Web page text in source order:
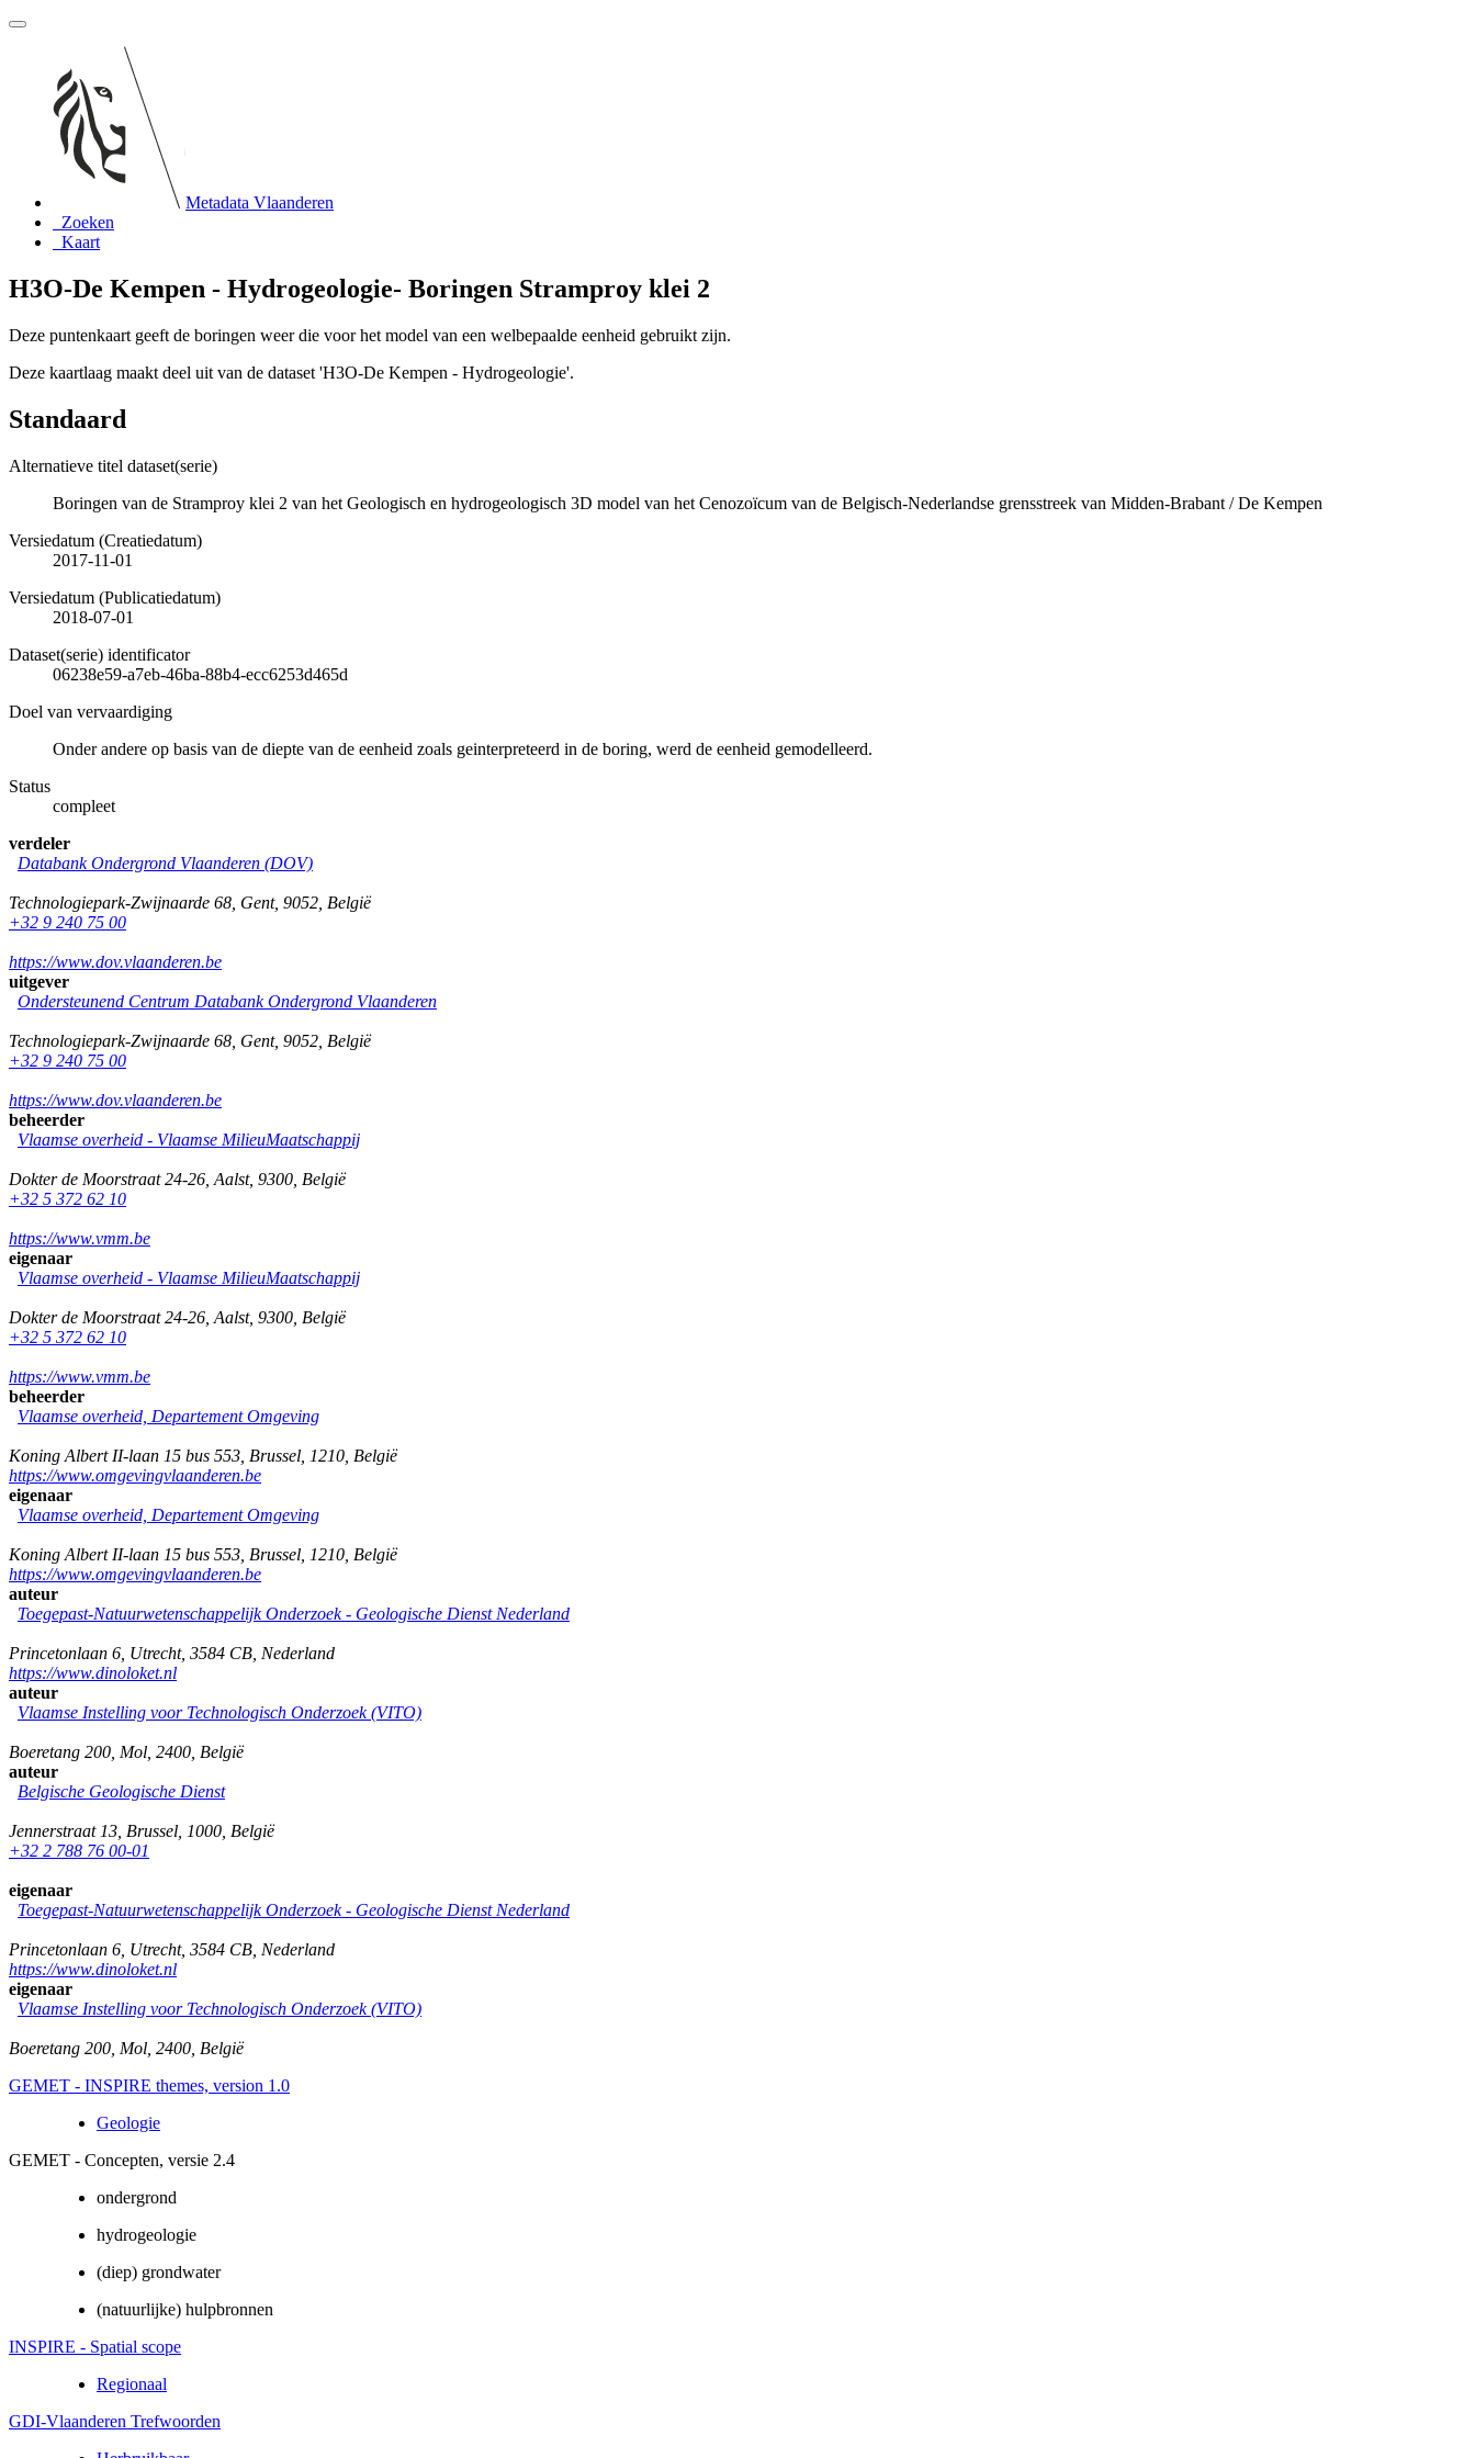
Metadata Vlaanderen
Zoeken
Kaart
H3O-De Kempen - Hydrogeologie- Boringen Stramproy klei 2
Deze puntenkaart geeft de boringen weer die voor het model van een welbepaalde eenheid gebruikt zijn.
Deze kaartlaag maakt deel uit van de dataset 'H3O-De Kempen - Hydrogeologie'.
Standaard
Alternatieve titel dataset(serie)
Boringen van de Stramproy klei 2 van het Geologisch en hydrogeologisch 3D model van het Cenozoïcum van de Belgisch-Nederlandse grensstreek van Midden-Brabant / De Kempen
Versiedatum (Creatiedatum)
2017-11-01
Versiedatum (Publicatiedatum)
2018-07-01
Dataset(serie) identificator
06238e59-a7eb-46ba-88b4-ecc6253d465d
Doel van vervaardiging
Onder andere op basis van de diepte van de eenheid zoals geinterpreteerd in de boring, werd de eenheid gemodelleerd.
Status
compleet
verdeler
Databank Ondergrond Vlaanderen (DOV)
Technologiepark-Zwijnaarde 68 Gent, 9052 België
+32 9 240 75 00
https://www.dov.vlaanderen.be
uitgever
Ondersteunend Centrum Databank Ondergrond Vlaanderen
Technologiepark-Zwijnaarde 68 Gent, 9052 België
+32 9 240 75 00
https://www.dov.vlaanderen.be
beheerder
Vlaamse overheid - Vlaamse MilieuMaatschappij
Dokter de Moorstraat 24-26 Aalst, 9300 België
+32 5 372 62 10
https://www.vmm.be
eigenaar
Vlaamse overheid - Vlaamse MilieuMaatschappij
Dokter de Moorstraat 24-26 Aalst, 9300 België
+32 5 372 62 10
https://www.vmm.be
beheerder
Vlaamse overheid, Departement Omgeving
Koning Albert II-laan 15 bus 553 Brussel 1210 België
https://www.omgevingvlaanderen.be
eigenaar
Vlaamse overheid, Departement Omgeving
Koning Albert II-laan 15 bus 553 Brussel 1210 België
https://www.omgevingvlaanderen.be
auteur
Toegepast-Natuurwetenschappelijk Onderzoek - Geologische Dienst Nederland
Princetonlaan 6 Utrecht, 3584 CB Nederland
https://www.dinoloket.nl
auteur
Vlaamse Instelling voor Technologisch Onderzoek (VITO)
Boeretang 200 Mol 2400 België
auteur
Belgische Geologische Dienst
Jennerstraat 13 Brussel 1000 België
+32 2 788 76 00-01
eigenaar
Toegepast-Natuurwetenschappelijk Onderzoek - Geologische Dienst Nederland
Princetonlaan 6 Utrecht, 3584 CB Nederland
https://www.dinoloket.nl
eigenaar
Vlaamse Instelling voor Technologisch Onderzoek (VITO)
Boeretang 200 Mol 2400 België
GEMET - INSPIRE themes, version 1.0
Geologie
GEMET - Concepten, versie 2.4
ondergrond
hydrogeologie
(diep) grondwater
(natuurlijke) hulpbronnen
INSPIRE - Spatial scope
Regionaal
GDI-Vlaanderen Trefwoorden